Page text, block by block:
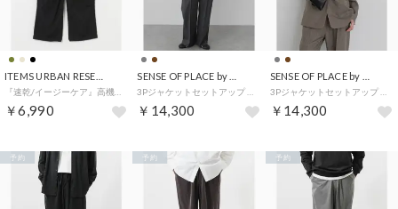
￥6,990 ￥14,300 ￥14,300
予約 予約 予約